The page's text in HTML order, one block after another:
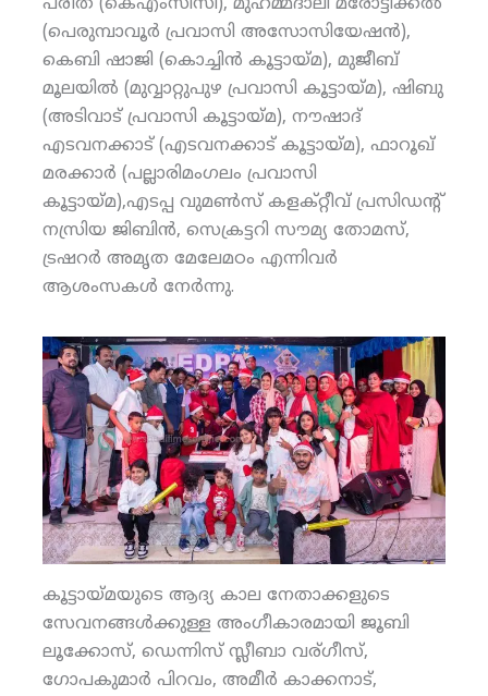
പരീത് (കെഎംസിസി), മുഹമ്മദാലി മരോട്ടിക്കല്‍
(പെരുമ്പാവൂര്‍ പ്രവാസി അസോസിയേഷന്‍),
കെബി ഷാജി (കൊച്ചിന്‍ കൂട്ടായ്മ), മുജീബ്
മൂലയില്‍ (മുവ്വാറ്റുപുഴ പ്രവാസി കൂട്ടായ്മ), ഷിബു
(അടിവാട് പ്രവാസി കൂട്ടായ്മ), നൗഷാദ്
എടവനക്കാട് (എടവനക്കാട് കൂട്ടായ്മ), ഫാറൂഖ്
മരക്കാര്‍ (പല്ലാരിമംഗലം പ്രവാസി
കൂട്ടായ്മ),എടപ്പ വുമണ്‍സ് കളക്റ്റീവ് പ്രസിഡന്റ്
നസ്രിയ ജിബിന്‍, സെക്രട്ടറി സൗമ്യ തോമസ്,
ട്രഷറര്‍ അമൃത മേലേമഠം എന്നിവര്‍
ആശംസകള്‍ നേര്‍ന്നു.
കൂട്ടായ്മയുടെ ആദ്യ കാല നേതാക്കളുടെ
സേവനങ്ങള്‍ക്കുള്ള അംഗീകാരമായി ജൂബി
ലൂക്കോസ്, ഡെന്നിസ് സ്ലീബാ വര്ഗീസ്,
ഗോപകുമാര്‍ പിറവം, അമീര്‍ കാക്കനാട്,